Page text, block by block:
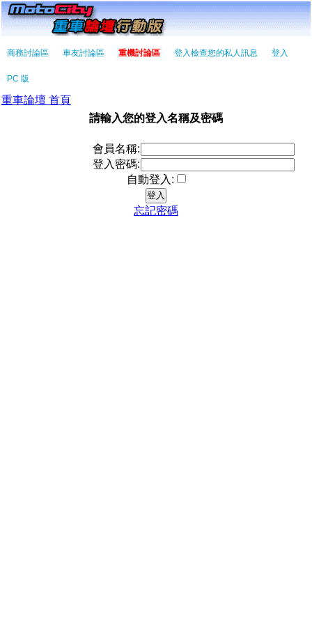
商務討論區 車友討論區 重機討論區 登入檢查您的私人訊息 登入
PC 版
重車論壇 首頁
請輸入您的登入名稱及密碼
會員名稱:
登入密碼:
自動登入:
忘記密碼